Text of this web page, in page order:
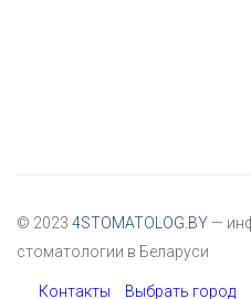
© 2023 4STOMATOLOG.BY —
стоматологии в Беларуси
Контакты Выбрать город